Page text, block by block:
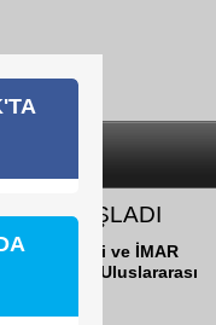
BAŞLADI
Belediyesi ve İMAR
olan Uluslararası